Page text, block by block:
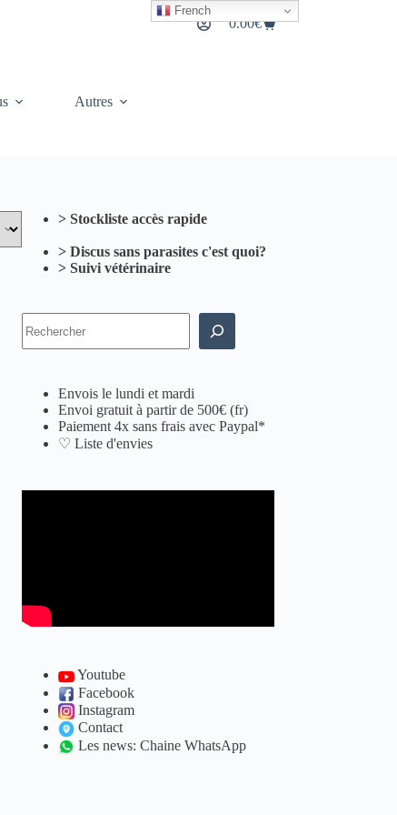
Panier
0.00€
Autres
> Stockliste accès rapide
> Discus sans parasites c'est quoi?
> Suivi vétérinaire
Envois le lundi et mardi
Envoi gratuit à partir de 500€ (fr)
Paiement 4x sans frais avec Paypal*
♡ Liste d'envies
Youtube
Facebook
Instagram
Contact
Les news: Chaine WhatsApp
French